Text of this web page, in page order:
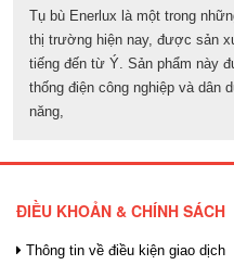
Tụ bù Enerlux là một trong
thị trường hiện nay, được sản
tiếng đến từ Ý. Sản phẩm này
thống điện công nghiệp và dân
năng,
ĐIỀU KHOẢN & CHÍNH SÁCH
Thông tin về điều kiện giao dịch